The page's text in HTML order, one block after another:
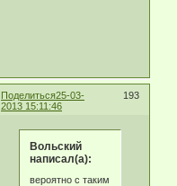
Поделиться 193
25-03-
2013 15:11:46
Вольский
написал(а):
вероятно с таким